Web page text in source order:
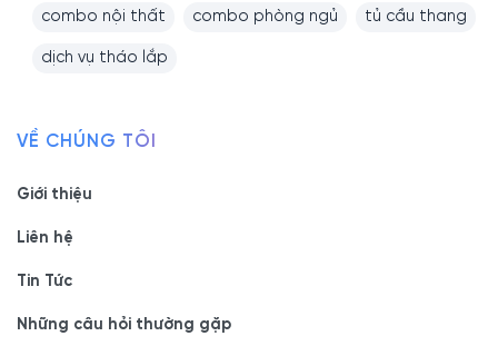
combo nội thất combo phòng ngủ tủ cầu thang
dịch vụ tháo lắp
VỀ CHÚNG TÔI
Giới thiệu
Liên hệ
Tin Tức
Những câu hỏi thường gặp